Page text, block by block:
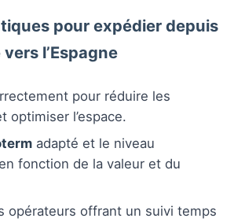
pour expédier depuis
vers l’Espagne
pour réduire les
optimiser l’espace.
adapté et le niveau
fonction de la valeur et du
opérateurs offrant un suivi temps